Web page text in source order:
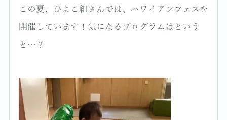
この夏、ひよこ組さんでは、ハワイアンフェスを
開催しています！気になるプログラムはという
と…？